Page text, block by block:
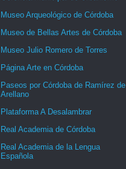
Museo Arqueológico de Córdoba
Museo de Bellas Artes de Córdoba
Museo Julio Romero de Torres
Página Arte en Córdoba
Paseos por Córdoba de Ramírez de
Arellano
Plataforma A Desalambrar
Real Academia de Córdoba
Real Academia de la Lengua
Española